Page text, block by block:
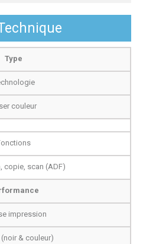
Type
couleur
copie, scan (ADF)
impression
& couleur)